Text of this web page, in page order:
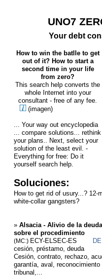
UNO7
Your debt
How to win the batlle to get
out of it? How to start a
second time in your life
from zero?
This search help converts the
whole Internet into your
consultant - free of any fee.
(imagen)
... Your way out encyclopedia
... compare solutions... rethink
your plans.. Next, select your
solution of the least evil. -
Everything for free: Do it
yourself search help.
Soluciones:
How to get rid of usury...? 12-
white-collar gangsters?
» Alsacia - Alivio de la
sobre el procedimiento
(MC:) ECY-ELSEC-ES
DE
cesión, préstamo, deuda
Cesión, contrato, rechazo,
garantía, aval, reconocimiento
tribunal,...